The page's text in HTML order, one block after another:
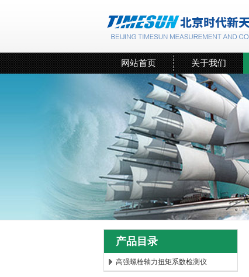
网站首页 关于我们
产品目录
高强螺栓轴力扭矩系数检测仪